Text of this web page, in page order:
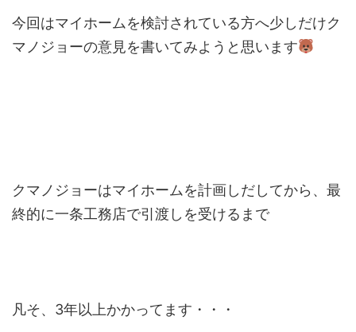
今回はマイホームを検討されている方へ少しだけク
マノジョーの意見を書いてみようと思います
クマノジョーはマイホームを計画しだしてから、最
終的に一条工務店で引渡しを受けるまで
凡そ、3年以上かかってます・・・